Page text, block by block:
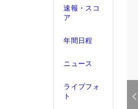
速報・スコ
ア
年間日程
ニュース
ライブフォ
ト